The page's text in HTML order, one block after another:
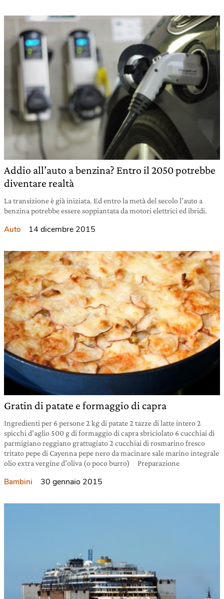
Addio all’auto a benzina? Entro il 2050 potrebbe
diventare realtà
La transizione è già iniziata. Ed entro la metà del secolo l’auto a
benzina potrebbe essere soppiantata da motori elettrici ed ibridi.
Auto 14 dicembre 2015
Gratin di patate e formaggio di capra
Ingredienti per 6 persone 2 kg di patate 2 tazze di latte intero 2
spicchi d’aglio 500 g di formaggio di capra sbriciolato 6 cucchiai di
parmigiano reggiano grattugiato 2 cucchiai di rosmarino fresco
tritato pepe di Cayenna pepe nero da macinare sale marino integrale
olio extra vergine d’oliva (o poco burro) Preparazione
Bambini 30 gennaio 2015